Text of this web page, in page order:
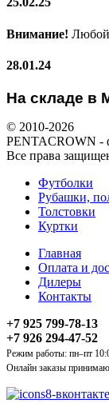
Внимание! Любой
28.01.24
На складе
© 2010-2026
PENTACROWN -
Все права
Футболки
Рубашки,
Толстовки
Куртки
Главная
Оплата и
Дилеры
Контакты
+7 925 799-78-13
+7 926 294-47-52
Режим работы: пн–пт
Онлайн заказы